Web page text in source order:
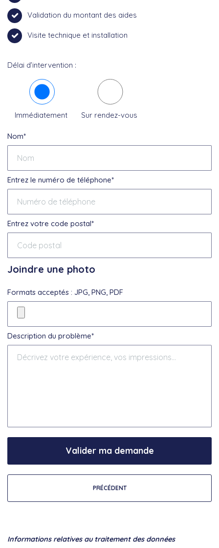
Validation du montant des aides
Visite technique et installation
Délai d’intervention :
Immédiatement Sur rendez-vous
Nom*
Entrez le numéro de téléphone*
Entrez votre code postal*
Joindre une photo
Formats acceptés : JPG, PNG, PDF
Description du problème*
PRÉCÉDENT
Valider ma demande
Informations relatives au traitement des données